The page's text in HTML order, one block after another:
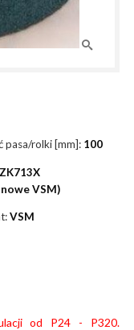
pasa/rolki [mm]: 100
ZK713X
VSM)
VSM
od P24 - P320.